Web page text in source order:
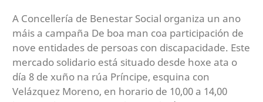
A Concellería de Benestar Social organiza un ano
máis a campaña De boa man coa participación de
nove entidades de persoas con discapacidade. Este
mercado solidario está situado desde hoxe ata o
día 8 de xuño na rúa Príncipe, esquina con
Velázquez Moreno, en horario de 10,00 a 14,00